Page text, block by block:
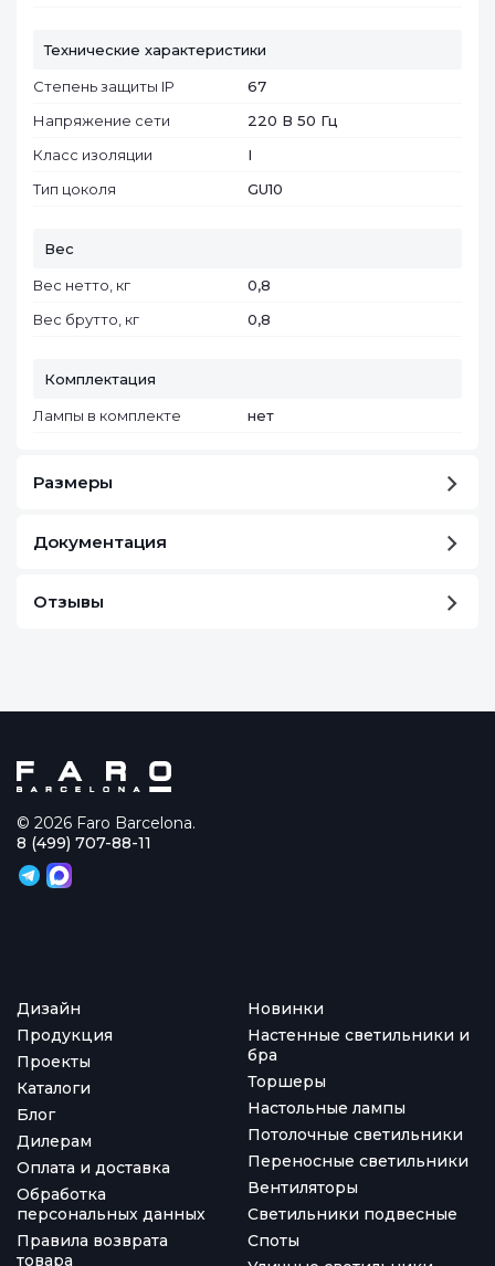
Технические характеристики
Степень защиты IP
67
Напряжение сети
220 В 50 Гц
Класс изоляции
I
Тип цоколя
GU10
Вес
Вес нетто, кг
0,8
Вес брутто, кг
0,8
Комплектация
Лампы в комплекте нет
Размеры
Документация
Отзывы
© 2026 Faro Barcelona.
Дизайн
Продукция
Проекты
Каталоги
Блог
Дилерам
Оплата и доставка
Обработка
персональных данных
Правила возврата
товара
Новинки
Настенные светильники и
бра
Торшеры
Настольные лампы
Потолочные светильники
Переносные светильники
Вентиляторы
Светильники подвесные
Споты
8 (499) 707-88-11